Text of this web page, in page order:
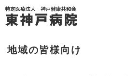
地域の皆様向け